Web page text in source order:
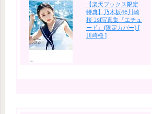
【楽天ブックス限定
特典】乃木坂46川崎
桜 1st写真集『エチュ
ード』(限定カバー) [
川崎桜 ]